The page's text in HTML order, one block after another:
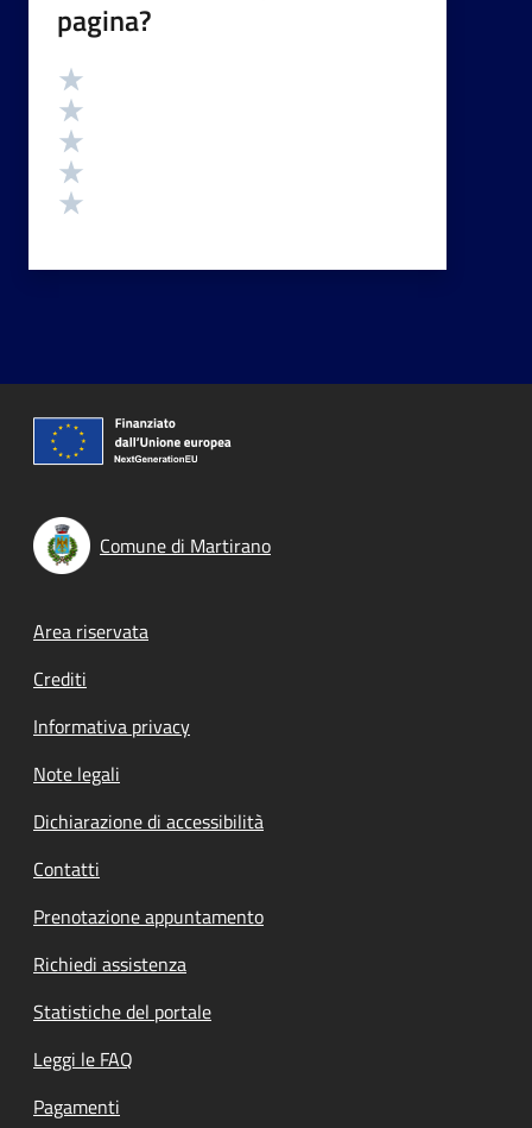
pagina?
Valutazione
Comune di Martirano
Footer menu
Area riservata
Crediti
Informativa privacy
Note legali
Dichiarazione di accessibilità
Contatti
Prenotazione appuntamento
Richiedi assistenza
Statistiche del portale
Leggi le FAQ
Pagamenti